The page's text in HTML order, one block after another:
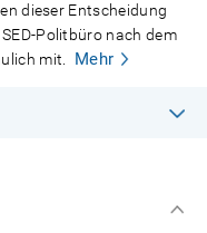
dieser Entscheidung
Politbüro nach dem
mit.
Mehr